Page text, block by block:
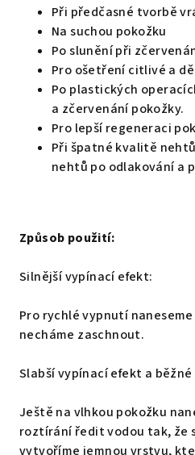
Při předčasné tvorbě
Na suchou pokožku
Po slunění při
Pro ošetření citlivé a
Po plastických
a zčervenání pokožky.
Pro lepší regeneraci
Při špatné kvalitě
nehtů po odlakování a
Způsob použití:
Silnější vypínací efekt:
Pro rychlé vypnutí
necháme zaschnout.
Slabší vypínací efekt a
Ještě na vlhkou pokožku
roztírání ředit vodou tak, že
vytvoříme jemnou vrstvu,